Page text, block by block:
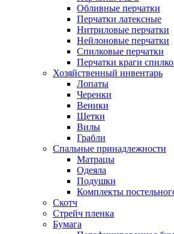
Обливные перчатки
Перчатки латексные
Нитриловые перчатки
Нейлоновые перчатки
Спилковые перчатки
Перчатки краги
Хозяйственный инвентарь
Лопаты
Черенки
Веники
Щетки
Вилы
Грабли
Спальные принадлежности
Матрацы
Одеяла
Подушки
Комплекты
Скотч
Стрейч пленка
Бумага